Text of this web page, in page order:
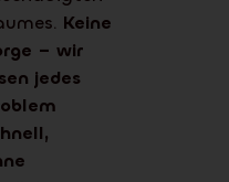
Keine
– wir
jedes